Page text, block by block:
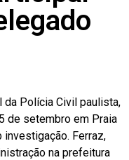
Polícia Civil paulista,
de setembro em Praia
investigação. Ferraz,
na prefeitura